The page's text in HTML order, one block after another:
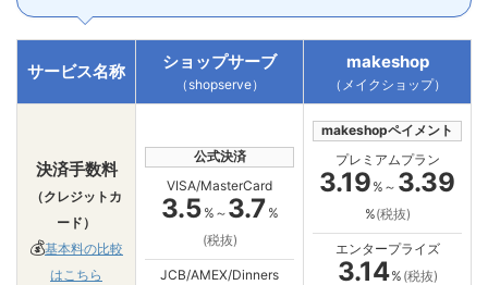
サービス名称 ショップサーブ
（shopserve）
makeshop
（メイクショップ）
決済手数料
（クレジットカ
ード）
💰基本料の比較
はこちら
公式決済
VISA/MasterCard
3.5 %～ 3.7 %
(税抜)
JCB/AMEX/Dinners
makeshopペイメント
プレミアムプラン
3.19 %～ 3.39
%(税抜)
エンタープライズ
3.14% (税抜)